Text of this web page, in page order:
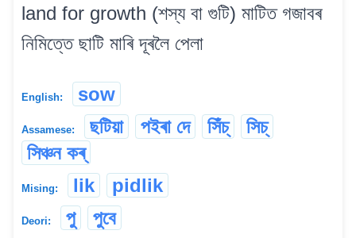
land for growth (শস্য বা গুটি) মাটিত গজাবৰ
নিমিত্তে ছাটি মাৰি দূৰলৈ পেলা
English: sow
Assamese: ছটিয়া পইৰা দে সিঁচ্
সিচ্
সিঞ্চন কৰ্
Mising: lik pidlik
Deori: পু পুবে